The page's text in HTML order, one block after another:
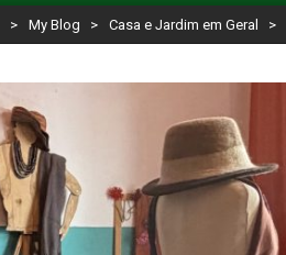
> My Blog > Casa e Jardim em Geral >